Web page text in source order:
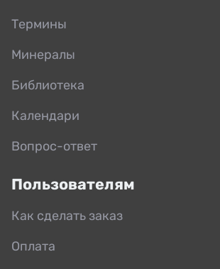
Термины
Минералы
Библиотека
Календари
Вопрос-ответ
Пользователям
Как сделать заказ
Оплата